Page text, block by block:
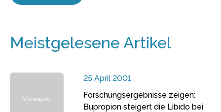
Meistgelesene Artikel
25 April 2001
Forschungsergebnisse zeigen:
Bupropion steigert die Libido bei